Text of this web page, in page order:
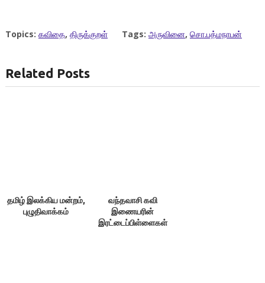
Topics: கவிதை, திருக்குறள் Tags: அருவினை, சொ.பத்மநாபன்
Related Posts
தமிழ் இலக்கிய மன்றம்,
புழுதிவாக்கம்
வந்தவாசி கவி
இணையரின்
இரட்டைப்பிள்ளைகள்